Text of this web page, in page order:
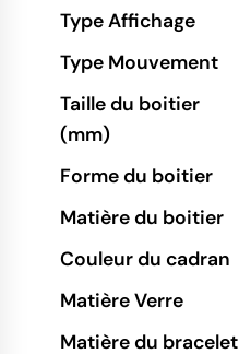
Type Affichage
Type Mouvement
Taille du boitier
(mm)
Forme du boitier
Matière du boitier
Couleur du cadran
Matière Verre
Matière du bracelet